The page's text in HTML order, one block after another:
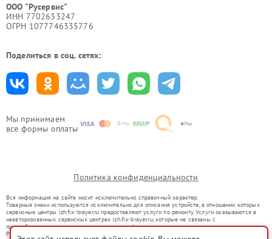
Мы принимаем
все формы оплаты
ООО "Русервис"
ИНН 7702633247
ОГРН 1077746335776
Поделиться в соц. сетях:
Политика конфиденциальности
Вся информация на сайте носит исключительно справочный характер.
Товарные знаки используются исключительно для описания устройств, в отношении которых
сервисные центры izh.fix-brayer.ru предоставляют услуги по ремонту. Услуги оказываются в
неавторизованных сервисных центрах izh.fix-brayer.ru, которые не связаны с
правообладателями товарных знаков или их официальными представителями.
Ремонт осуществляется для устройств, уже введенных в гражданский оборот в соответствии